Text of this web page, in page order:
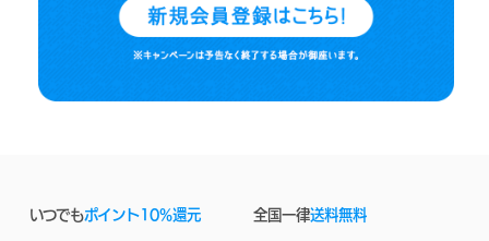
いつでもポイント10%還元 全国一律送料無料